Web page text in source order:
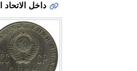
داخل الاتحاد